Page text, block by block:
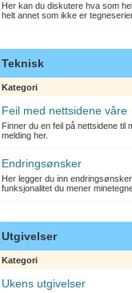
Her kan du diskutere hva som
helt annet som ikke er
Teknisk
Kategori
Feil med nettsidene våre
Finner du en feil på nettsidene til
melding her.
Endringsønsker
Her legger du inn
funksjonalitet du mener
Utgivelser
Kategori
Ukens utgivelser